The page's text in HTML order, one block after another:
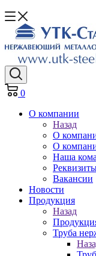
0
О компании
Назад
О
О
Наша
Вакансии
Новости
Продукция
Назад
Труба